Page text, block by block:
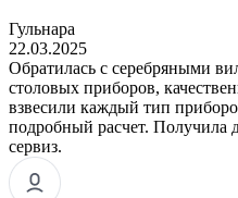
Гульнара
22.03.2025
Обратилась с серебряными
столовых приборов,
взвесили каждый тип
подробный расчет. Получила
сервиз.